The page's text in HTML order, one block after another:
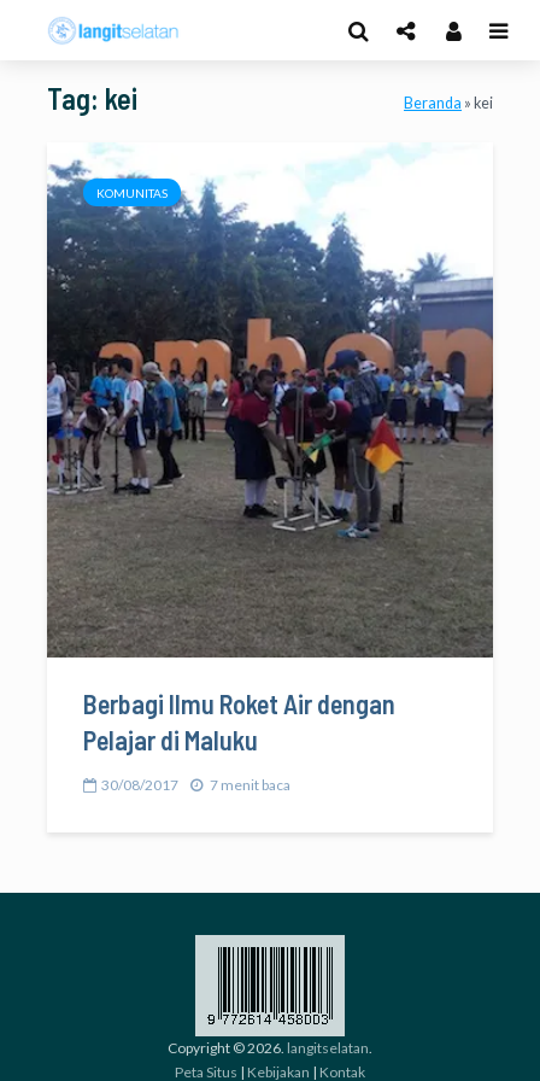
Tag: kei Beranda » kei
KOMUNITAS
Berbagi Ilmu Roket Air dengan
Pelajar di Maluku
30/08/2017 7 menit baca
Copyright © 2026. langitselatan
Peta Situs | Kebijakan | Kontak